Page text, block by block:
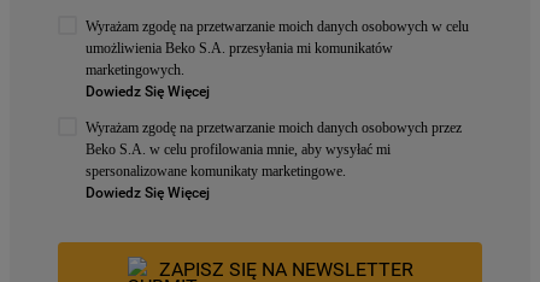
Wyrażam zgodę na przetwarzanie moich danych osobowych w celu
umożliwienia Beko S.A. przesyłania mi komunikatów
marketingowych.
Dowiedz Się Więcej
Wyrażam zgodę na przetwarzanie moich danych osobowych przez
Beko S.A. w celu profilowania mnie, aby wysyłać mi
spersonalizowane komunikaty marketingowe.
Dowiedz Się Więcej
ZAPISZ SIĘ NA NEWSLETTER